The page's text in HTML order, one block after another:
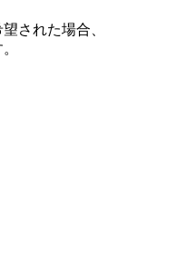
された場合、